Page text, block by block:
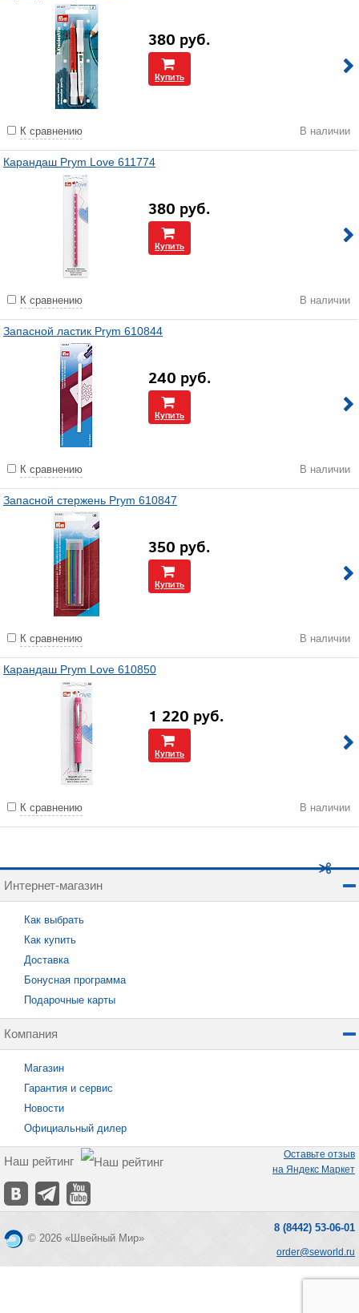
380 руб.
Купить
К сравнению В наличии
Карандаш Prym Love 611774
380 руб.
Купить
К сравнению В наличии
Запасной ластик Prym 610844
240 руб.
Купить
К сравнению В наличии
Запасной стержень Prym 610847
350 руб.
Купить
К сравнению В наличии
Карандаш Prym Love 610850
1 220 руб.
Купить
К сравнению В наличии
Интернет-магазин
Как выбрать
Как купить
Доставка
Бонусная программа
Подарочные карты
Компания
Магазин
Гарантия и сервис
Новости
Официальный дилер
Наш рейтинг
Оставьте отзыв
на Яндекс Маркет
© 2026 «Швейный Мир»
8 (8442) 53-06-01
order@seworld.ru